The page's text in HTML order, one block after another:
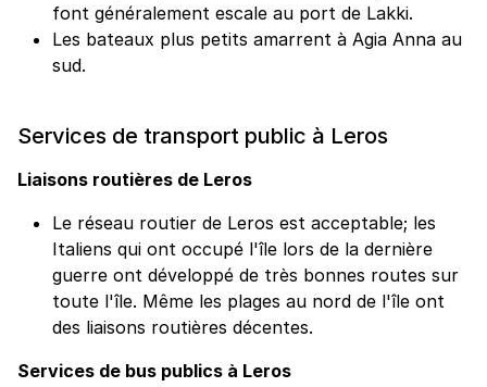
font généralement escale au port de Lakki.
Les bateaux plus petits amarrent à Agia Anna au
sud.
Services de transport public à Leros
Liaisons routières de Leros
Le réseau routier de Leros est acceptable; les
Italiens qui ont occupé l'île lors de la dernière
guerre ont développé de très bonnes routes sur
toute l'île. Même les plages au nord de l'île ont
des liaisons routières décentes.
Services de bus publics à Leros